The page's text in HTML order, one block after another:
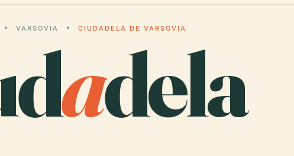
VARSOVIA CIUDADELA DE VARSOVIA
adela